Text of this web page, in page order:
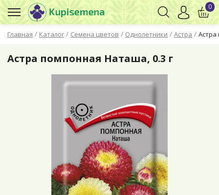
Главная / Каталог / Семена цветов / Однолетники / Астра / Астра
0
Астра помпонная Наташа, 0.3 г